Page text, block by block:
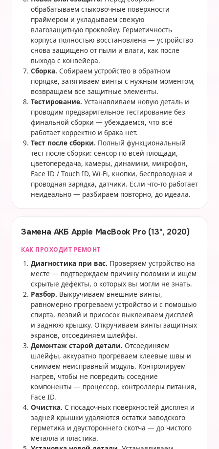
обрабатываем стыковочные поверхности
праймером и укладываем свежую
влагозащитную проклейку. Герметичность
корпуса полностью восстановлена — устройство
снова защищено от пыли и влаги, как после
выхода с конвейера.
Сборка. Собираем устройство в обратном
порядке, затягиваем винты с нужным моментом,
возвращаем все защитные элементы.
Тестирование. Устанавливаем новую деталь и
проводим предварительное тестирование без
финальной сборки — убеждаемся, что всё
работает корректно и брака нет.
Тест после сборки. Полный функциональный
тест после сборки: сенсор по всей площади,
цветопередача, камеры, динамики, микрофон,
Face ID / Touch ID, Wi-Fi, кнопки, беспроводная и
проводная зарядка, датчики. Если что-то работает
неидеально — разбираем повторно, до идеала.
Замена АКБ Apple MacBook Pro (13", 2020)
КАК ПРОХОДИТ РЕМОНТ
Диагностика при вас. Проверяем устройство на
месте — подтверждаем причину поломки и ищем
скрытые дефекты, о которых вы могли не знать.
Разбор. Выкручиваем внешние винты,
равномерно прогреваем устройство и с помощью
спирта, лезвий и присосок выклеиваем дисплей
и заднюю крышку. Откручиваем винты защитных
экранов, отсоединяем шлейфы.
Демонтаж старой детали. Отсоединяем
шлейфы, аккуратно прогреваем клеевые швы и
снимаем неисправный модуль. Контролируем
нагрев, чтобы не повредить соседние
компоненты — процессор, контроллеры питания,
Face ID.
Очистка. С посадочных поверхностей дисплея и
задней крышки удаляются остатки заводского
герметика и двустороннего скотча — до чистого
металла и пластика.